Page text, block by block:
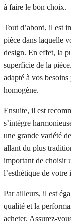
à faire le bon choix.
Tout d’abord, il est
pièce dans laquelle
design. En effet, la
superficie de la
adapté à vos
homogène.
Ensuite, il est
s’intègre
une grande variété
allant du plus
important de choisir
l’esthétique de votre
Par ailleurs, il est
qualité et la
acheter. Assurez-